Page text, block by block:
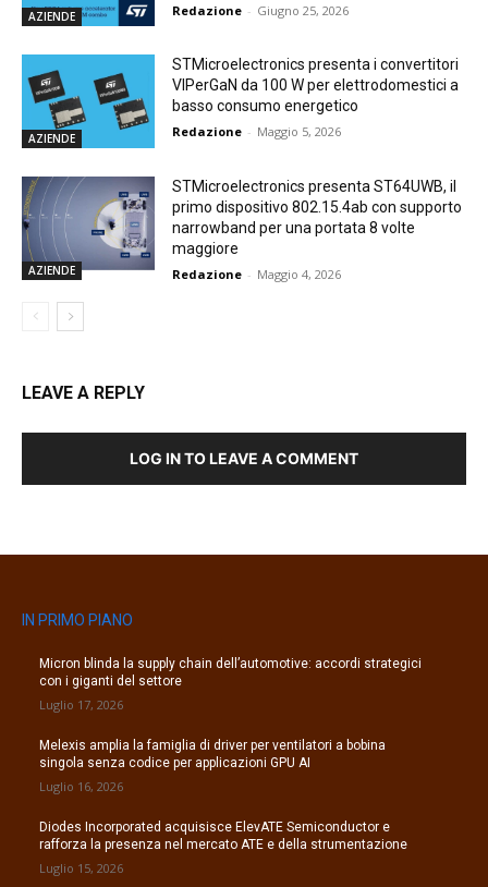
AZIENDE Redazione - Giugno 25, 2026
AZIENDE
STMicroelectronics presenta i convertitori
VIPerGaN da 100 W per elettrodomestici a
basso consumo energetico
Redazione - Maggio 5, 2026
AZIENDE
STMicroelectronics presenta ST64UWB, il
primo dispositivo 802.15.4ab con supporto
narrowband per una portata 8 volte
maggiore
Redazione - Maggio 4, 2026
LEAVE A REPLY
LOG IN TO LEAVE A COMMENT
IN PRIMO PIANO
Micron blinda la supply chain dell’automotive: accordi strategici
con i giganti del settore
Luglio 17, 2026
Melexis amplia la famiglia di driver per ventilatori a bobina
singola senza codice per applicazioni GPU AI
Luglio 16, 2026
Diodes Incorporated acquisisce ElevATE Semiconductor e
rafforza la presenza nel mercato ATE e della strumentazione
Luglio 15, 2026